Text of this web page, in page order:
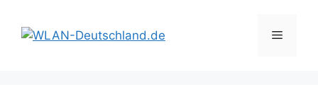
Inhalt
springen
Menü